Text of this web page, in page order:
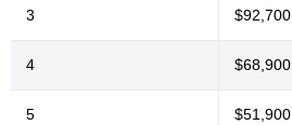
3 $92,700
4 $68,900
5 $51,900